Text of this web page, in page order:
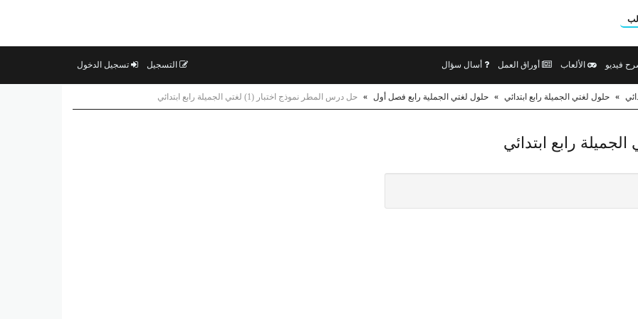
فيديو الألعاب أوراق العمل أسال سؤال التسجيل تسجيل الدخول
» حلول لغتي الجميلة رابع ابتدائي » حلول لغتي الجملية رابع فصل أول » حل درس المطر نموذج اختبار (1) لغتي الجميلة رابع ابتدائي